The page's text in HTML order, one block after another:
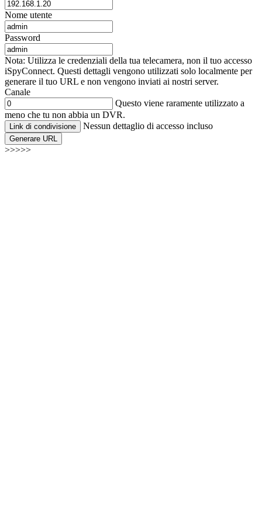
Nome utente
Password
Nota: Utilizza le credenziali della tua telecamera, non il tuo accesso
iSpyConnect. Questi dettagli vengono utilizzati solo localmente per
generare il tuo URL e non vengono inviati ai nostri server.
Canale
Questo viene raramente utilizzato a
meno che tu non abbia un DVR.
Link di condivisione Nessun dettaglio di accesso incluso
Generare URL
>>>>>